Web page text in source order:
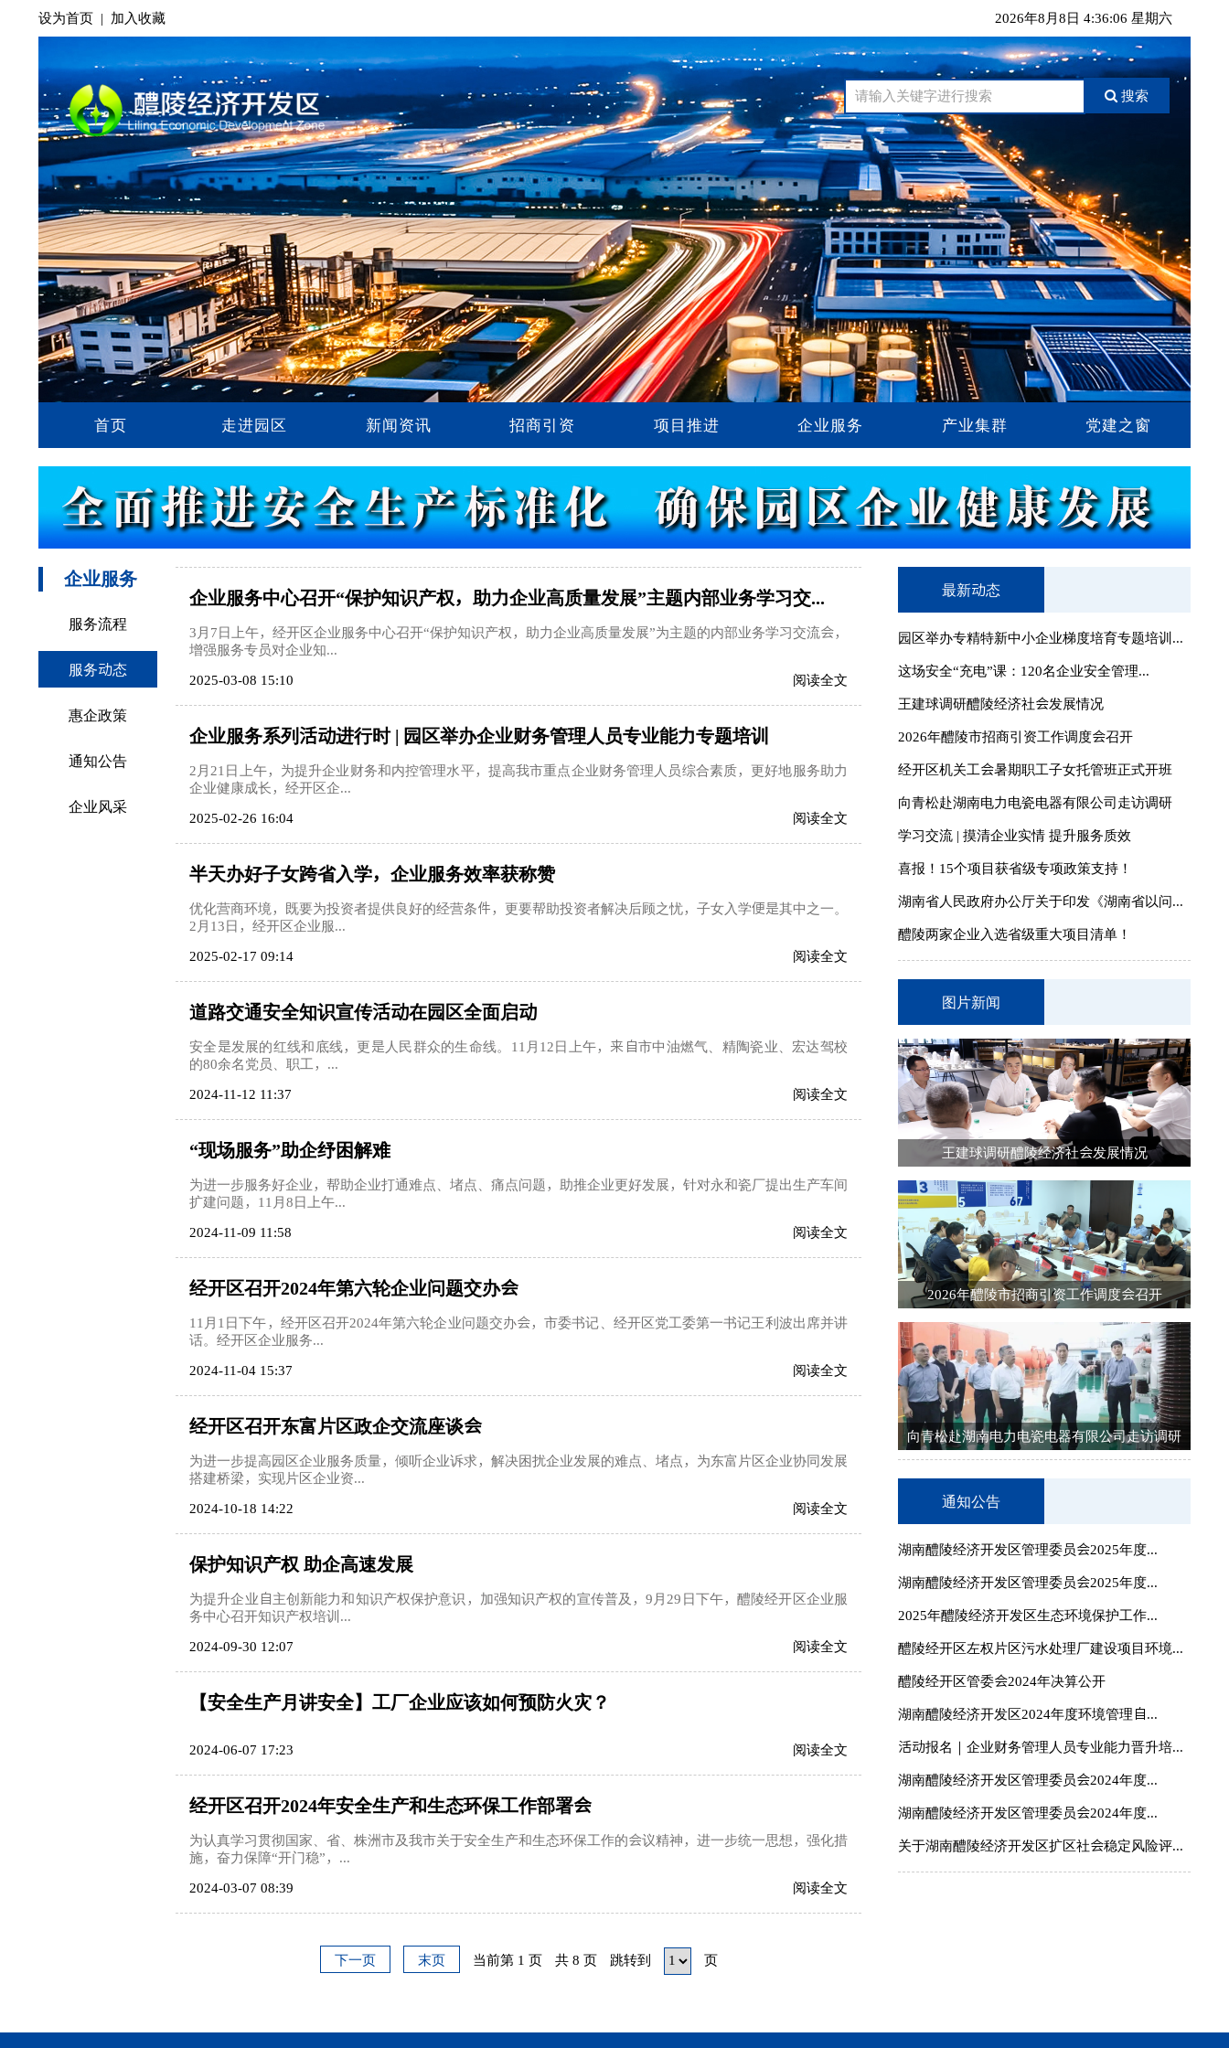
设为首页 | 加入收藏 2026年8月8日 4:36:07 星期六
搜索
首页 走进园区 新闻资讯 招商引资 项目推进 企业服务 产业集群 党建之窗
企业服务
服务流程
服务动态
惠企政策
通知公告
企业风采
企业服务中心召开“保护知识产权，助力企业高质量发展”主题内部业务学习交...
3月7日上午，经开区企业服务中心召开“保护知识产权，助力企业高质量发展”为主题的内部业务学习交流会，
增强服务专员对企业知...
2025-03-08 15:10 阅读全文
企业服务系列活动进行时 | 园区举办企业财务管理人员专业能力专题培训
2月21日上午，为提升企业财务和内控管理水平，提高我市重点企业财务管理人员综合素质，更好地服务助力
企业健康成长，经开区企...
2025-02-26 16:04 阅读全文
半天办好子女跨省入学，企业服务效率获称赞
优化营商环境，既要为投资者提供良好的经营条件，更要帮助投资者解决后顾之忧，子女入学便是其中之一。
2月13日，经开区企业服...
2025-02-17 09:14 阅读全文
道路交通安全知识宣传活动在园区全面启动
安全是发展的红线和底线，更是人民群众的生命线。11月12日上午，来自市中油燃气、精陶瓷业、宏达驾校
的80余名党员、职工，...
2024-11-12 11:37 阅读全文
“现场服务”助企纾困解难
为进一步服务好企业，帮助企业打通难点、堵点、痛点问题，助推企业更好发展，针对永和瓷厂提出生产车间
扩建问题，11月8日上午...
2024-11-09 11:58 阅读全文
经开区召开2024年第六轮企业问题交办会
11月1日下午，经开区召开2024年第六轮企业问题交办会，市委书记、经开区党工委第一书记王利波出席并讲
话。经开区企业服务...
2024-11-04 15:37 阅读全文
经开区召开东富片区政企交流座谈会
为进一步提高园区企业服务质量，倾听企业诉求，解决困扰企业发展的难点、堵点，为东富片区企业协同发展
搭建桥梁，实现片区企业资...
2024-10-18 14:22 阅读全文
保护知识产权 助企高速发展
为提升企业自主创新能力和知识产权保护意识，加强知识产权的宣传普及，9月29日下午，醴陵经开区企业服
务中心召开知识产权培训...
2024-09-30 12:07 阅读全文
【安全生产月讲安全】工厂企业应该如何预防火灾？
2024-06-07 17:23 阅读全文
经开区召开2024年安全生产和生态环保工作部署会
为认真学习贯彻国家、省、株洲市及我市关于安全生产和生态环保工作的会议精神，进一步统一思想，强化措
施，奋力保障“开门稳”，...
2024-03-07 08:39 阅读全文
下一页 末页 当前第 1 页 共 8 页 跳转到 页
最新动态
园区举办专精特新中小企业梯度培育专题培训...
这场安全“充电”课：120名企业安全管理...
王建球调研醴陵经济社会发展情况
2026年醴陵市招商引资工作调度会召开
经开区机关工会暑期职工子女托管班正式开班
向青松赴湖南电力电瓷电器有限公司走访调研
学习交流 | 摸清企业实情 提升服务质效
喜报！15个项目获省级专项政策支持！
湖南省人民政府办公厅关于印发《湖南省以问...
醴陵两家企业入选省级重大项目清单！
图片新闻
王建球调研醴陵经济社会发展情况
2026年醴陵市招商引资工作调度会召开
向青松赴湖南电力电瓷电器有限公司走访调研
通知公告
湖南醴陵经济开发区管理委员会2025年度...
湖南醴陵经济开发区管理委员会2025年度...
2025年醴陵经济开发区生态环境保护工作...
醴陵经开区左权片区污水处理厂建设项目环境...
醴陵经开区管委会2024年决算公开
湖南醴陵经济开发区2024年度环境管理自...
活动报名｜企业财务管理人员专业能力晋升培...
湖南醴陵经济开发区管理委员会2024年度...
湖南醴陵经济开发区管理委员会2024年度...
关于湖南醴陵经济开发区扩区社会稳定风险评...